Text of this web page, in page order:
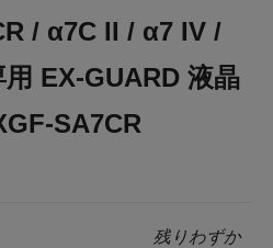
/ α7C II / α7 IV /
EX-GUARD 液晶
SA7CR
残りわずか